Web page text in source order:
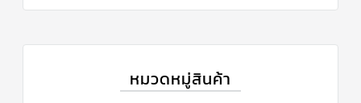
หมวดหมู่สินค้า